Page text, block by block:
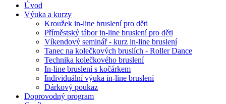
Úvod
Výuka a kurzy
Kroužek in-line bruslení pro děti
Příměstský tábor in-line bruslení pro děti
Víkendový seminář - kurz in-line bruslení
Tanec na kolečkových bruslích - Roller Dance
Technika kolečkového bruslení
In-line bruslení s kočárkem
Individuální výuka in-line bruslení
Dárkový poukaz
Doprovodný program